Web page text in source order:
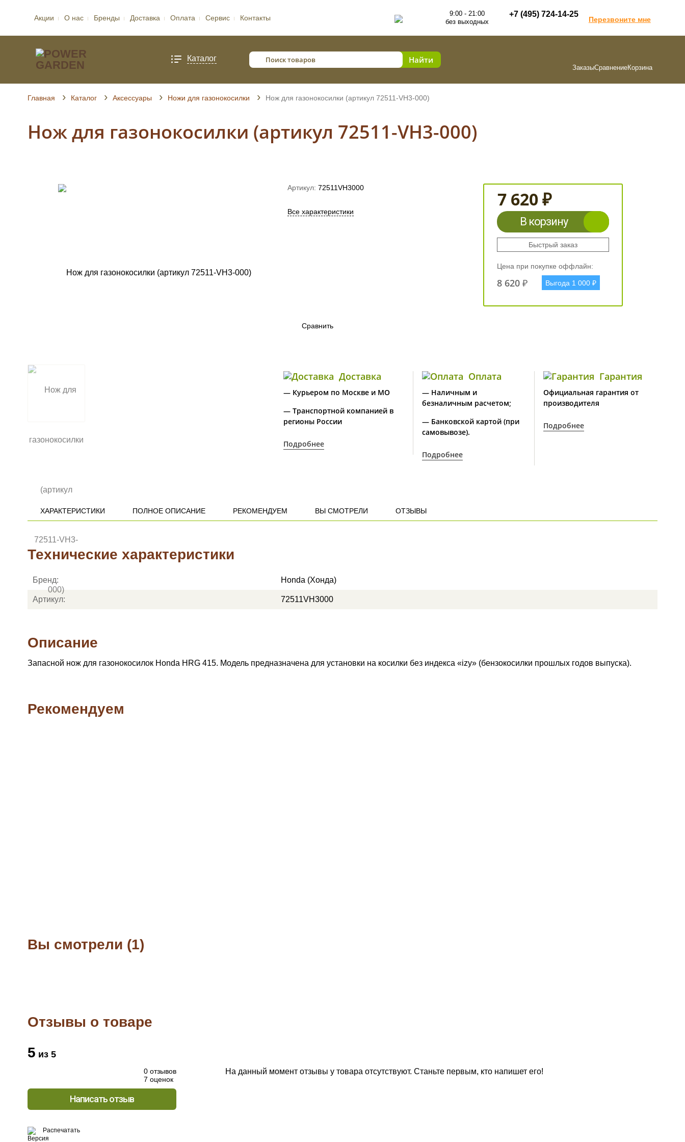
Акции О нас Бренды Доставка Оплата Сервис Контакты
9:00 - 21:00
без выходных
+7 (495) 724-14-25
Перезвоните мне
Каталог
ЗаказыСравнениеКорзина
Главная Каталог Аксессуары Ножи для газонокосилки Нож для газонокосилки (артикул 72511-VH3-000)
Нож для газонокосилки (артикул 72511-VH3-000)
Артикул: 72511VH3000
Все характеристики
7 620 ₽
В корзину
Быстрый заказ
Цена при покупке оффлайн:
8 620 ₽ Выгода 1 000 ₽
Сравнить
Доставка
— Курьером по Москве и МО
— Транспортной компанией в
регионы России
Подробнее
Оплата
— Наличным и
безналичным расчетом;
— Банковской картой (при
самовывозе).
Подробнее
Гарантия
Официальная гарантия от
производителя
Подробнее
ХАРАКТЕРИСТИКИ ПОЛНОЕ ОПИСАНИЕ РЕКОМЕНДУЕМ ВЫ СМОТРЕЛИ ОТЗЫВЫ
Технические характеристики
Бренд: Honda (Хонда)
Артикул: 72511VH3000
Описание
Запасной нож для газонокосилок Honda HRG 415. Модель предназначена для установки на косилки без индекса «izy» (бензокосилки прошлых годов выпуска).
Рекомендуем
Вы смотрели (1)
Отзывы о товаре
5 из 5
0 отзывов
7 оценок
Написать отзыв
На данный момент отзывы у товара отсутствуют. Станьте первым, кто напишет его!
Распечатать